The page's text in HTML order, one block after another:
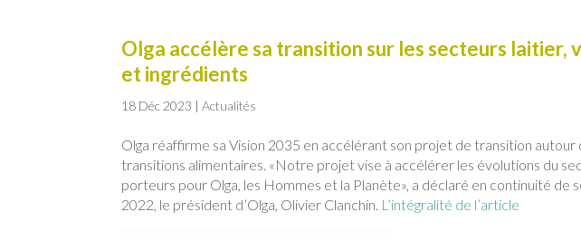
Olga accélère sa transition sur les secteurs laitier,
et ingrédients
18 Déc 2023 |Actualités
Olga réaffirme sa Vision 2035 en accélérant son projet de transition autour
transitions alimentaires. «Notre projet vise à accélérer les évolutions du
porteurs pour Olga, les Hommes et la Planète», a déclaré en continuité de
2022, le président d’Olga, Olivier Clanchin. L’intégralité de l’article